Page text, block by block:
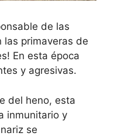
de las
las primaveras de
En esta época
y agresivas.
del heno, esta
inmunitario y
se